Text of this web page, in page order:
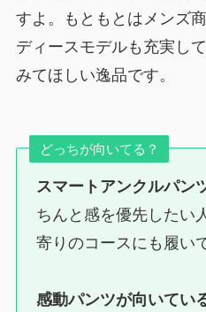
すよ。もともとはメンズ
ディースモデルも充実し
みてほしい逸品です。
どっちが向いてる？
スマートアンクルパン
ちんと感を優先したい
寄りのコースにも履い
感動パンツが向いてい